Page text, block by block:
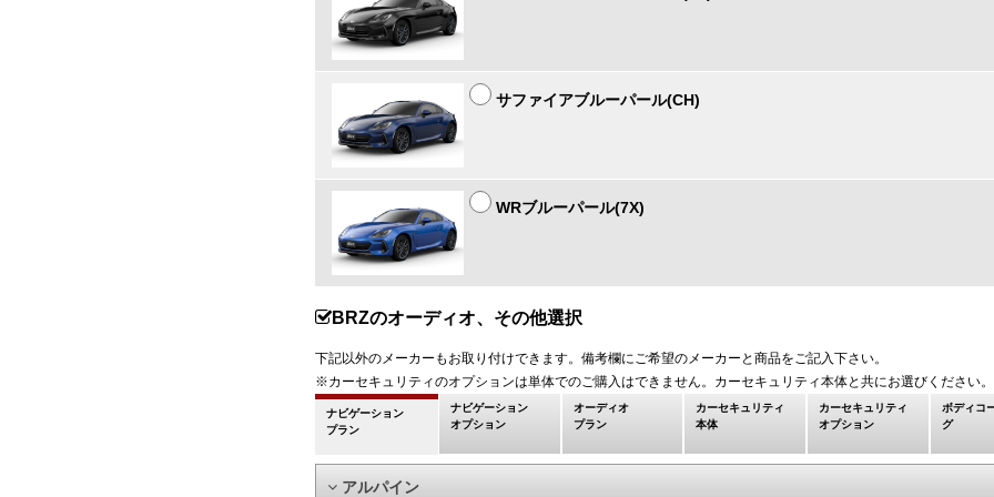
サファイアブルーパール(CH)
WRブルーパール(7X)
BRZのオーディオ、その他選択
下記以外のメーカーもお取り付けできます。備考欄にご希望のメーカーと商品をご記入下さい。
※カーセキュリティのオプションは単体でのご購入はできません。カーセキュリティ本体と共にお選びください。
ナビゲーション
プラン
ナビゲーション
オプション
オーディオ
プラン
カーセキュリティ
本体
カーセキュリティ
オプション
ボディコ
グ
アルパイン